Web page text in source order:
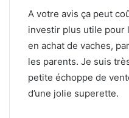
A votre avis ça peut
investir plus utile pour
en achat de vaches,
les parents. Je suis
petite échoppe de
d’une jolie superette.